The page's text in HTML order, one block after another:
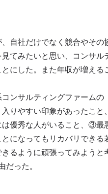
自社だけでなく競合やその
てみたいと思い、コンサル
にした。また年収が増える
ンサルティングファームの
りやすい印象があったこ
は優秀な人がいること、③最
になってもリカバリできる
るように頑張ってみようと
だった。